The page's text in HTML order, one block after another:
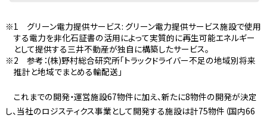
1 グリーン電力提供サービス: グリーン電力提供サービス施設で使用
する電力を非化石証書の活用によって実質的に再生可能エネルギー
として提供する三井不動産が独自に構築したサービス。
2 参考：(株)野村総合研究所「トラックドライバー不足の地域別将来
推計と地域でまとめる輸配送」
これまでの開発・運営施設67物件に加え、新たに8物件の開発が決定
し、当社のロジスティクス事業として開発する施設は計75物件（国内66